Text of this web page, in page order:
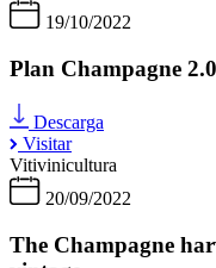
19/10/2022
Plan Champagne 2.0
Descarga
Visitar
Vitivinicultura
20/09/2022
The Champagne